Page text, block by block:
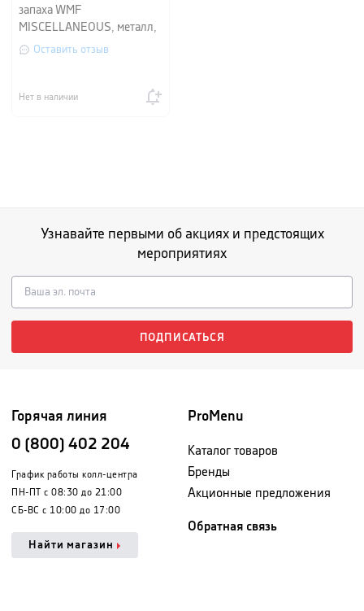
запаха WMF
MISCELLANEOUS, металл,
серебристый
Оставить отзыв
Нет в наличии
Узнавайте первыми об акциях и предстоящих
мероприятиях
ПОДПИСАТЬСЯ
Горячая линия
0 (800) 402 204
График работы колл-центра
ПН-ПТ с 08:30 до 21:00
СБ-ВС с 10:00 до 17:00
Найти магазин
ProMenu
Каталог товаров
Бренды
Акционные предложения
Обратная связь